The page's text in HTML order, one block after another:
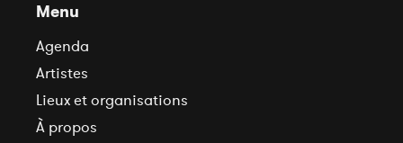
Menu
Agenda
Artistes
Lieux et organisations
À propos